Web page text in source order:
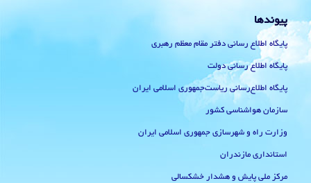
پیوندها
پایگاه اطلاع رسانی دفتر مقام معظم رهبری
پایگاه اطلاع رسانی دولت
پایگاه اطلاع‌رسانی ریاست‌جمهوری اسلامی ایران
سازمان هواشناسی کشور
وزارت راه و شهرسازی جمهوری اسلامی ایران
استانداری مازندران
مرکز ملی پایش و هشدار خشکسالی